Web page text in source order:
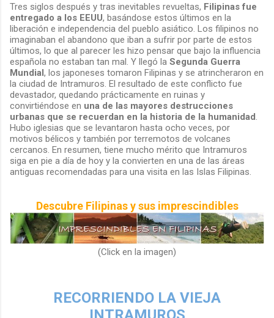
Tres siglos después y tras inevitables revueltas, Filipinas fue
entregado a los EEUU, basándose estos últimos en la
liberación e independencia del pueblo asiático. Los filipinos no
imaginaban el abandono que iban a sufrir por parte de estos
últimos, lo que al parecer les hizo pensar que bajo la influencia
española no estaban tan mal. Y llegó la Segunda Guerra
Mundial, los japoneses tomaron Filipinas y se atrincheraron en
la ciudad de Intramuros. El resultado de este conflicto fue
devastador, quedando prácticamente en ruinas y
convirtiéndose en una de las mayores destrucciones
urbanas que se recuerdan en la historia de la humanidad.
Hubo iglesias que se levantaron hasta ocho veces, por
motivos bélicos y también por terremotos de volcanes
cercanos. En resumen, tiene mucho mérito que Intramuros
siga en pie a día de hoy y la convierten en una de las áreas
antiguas recomendadas para una visita en las Islas Filipinas.
Descubre Filipinas y sus imprescindibles
(Click en la imagen)
RECORRIENDO LA VIEJA